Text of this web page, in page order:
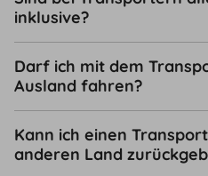
inklusive?
Darf ich mit dem
Ausland fahren?
Kann ich einen
anderen Land